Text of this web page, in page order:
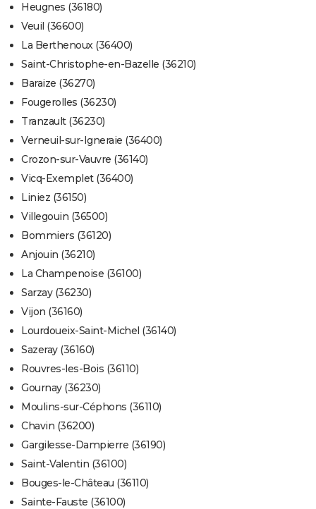
Heugnes (36180)
Veuil (36600)
La Berthenoux (36400)
Saint-Christophe-en-Bazelle (36210)
Baraize (36270)
Fougerolles (36230)
Tranzault (36230)
Verneuil-sur-Igneraie (36400)
Crozon-sur-Vauvre (36140)
Vicq-Exemplet (36400)
Liniez (36150)
Villegouin (36500)
Bommiers (36120)
Anjouin (36210)
La Champenoise (36100)
Sarzay (36230)
Vijon (36160)
Lourdoueix-Saint-Michel (36140)
Sazeray (36160)
Rouvres-les-Bois (36110)
Gournay (36230)
Moulins-sur-Céphons (36110)
Chavin (36200)
Gargilesse-Dampierre (36190)
Saint-Valentin (36100)
Bouges-le-Château (36110)
Sainte-Fauste (36100)